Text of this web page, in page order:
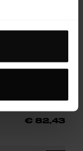
€ 82,43